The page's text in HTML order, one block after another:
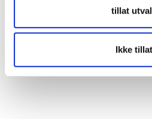
tillat
Ikke tillat